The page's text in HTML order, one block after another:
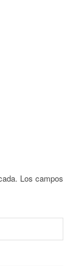
Los campos